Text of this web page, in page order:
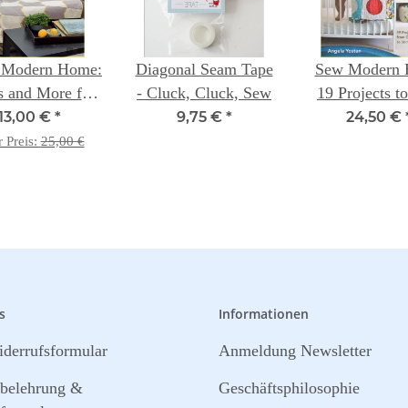
Home:
and More for
Room -
Lunden
€ *
Preis:25,00 €
Diagonal Seam Tape
- Cluck, Cluck, Sew
9,75 € *
Sew Modern
19 Projects
from Cuddly
24,50 €
&
Informationen
Anmeldung Newsletter
Geschäftsphilosophie